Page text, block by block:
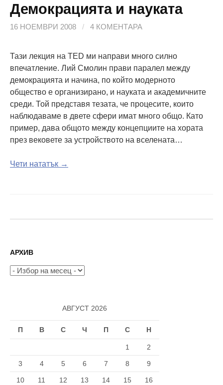
Демокрацията и науката
16 НОЕМВРИ 2008 / 4 КОМЕНТАРА
Тази лекция на TED ми направи много силно
впечатление. Лий Смолин прави паралел между
демокрацията и начина, по който модерното
общество е организирано, и науката и академичните
среди. Той представя тезата, че процесите, които
наблюдаваме в двете сфери имат много общо. Като
пример, дава общото между концепциите на хората
през вековете за устройството на вселената…
Чети нататък →
АРХИВ
Архив
АВГУСТ 2026
П В С Ч П С Н
1 2
3 4 5 6 7 8 9
10 11 12 13 14 15 16